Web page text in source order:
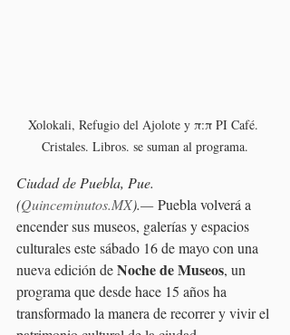
Xolokali, Refugio del Ajolote y π:π PI Café.
Cristales. Libros. se suman al programa.
Ciudad de Puebla, Pue.
(Quinceminutos.MX).— Puebla volverá a
encender sus museos, galerías y espacios
culturales este sábado 16 de mayo con una
nueva edición de Noche de Museos, un
programa que desde hace 15 años ha
transformado la manera de recorrer y vivir el